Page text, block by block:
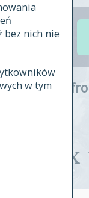
bez nich nie
w tym
a
X